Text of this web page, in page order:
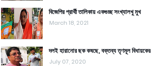
বিজেপির প্রার্থী তালিকায় একগুচ্ছ সংখ্যালখু মুখ
March 18, 2021
দলই হারানোর ছক কষছে, বক্তব্য তৃণমূল বিধায়কের
July 07, 2020